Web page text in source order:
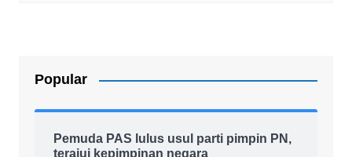
Popular
Pemuda PAS lulus usul parti pimpin PN,
terajui kepimpinan negara